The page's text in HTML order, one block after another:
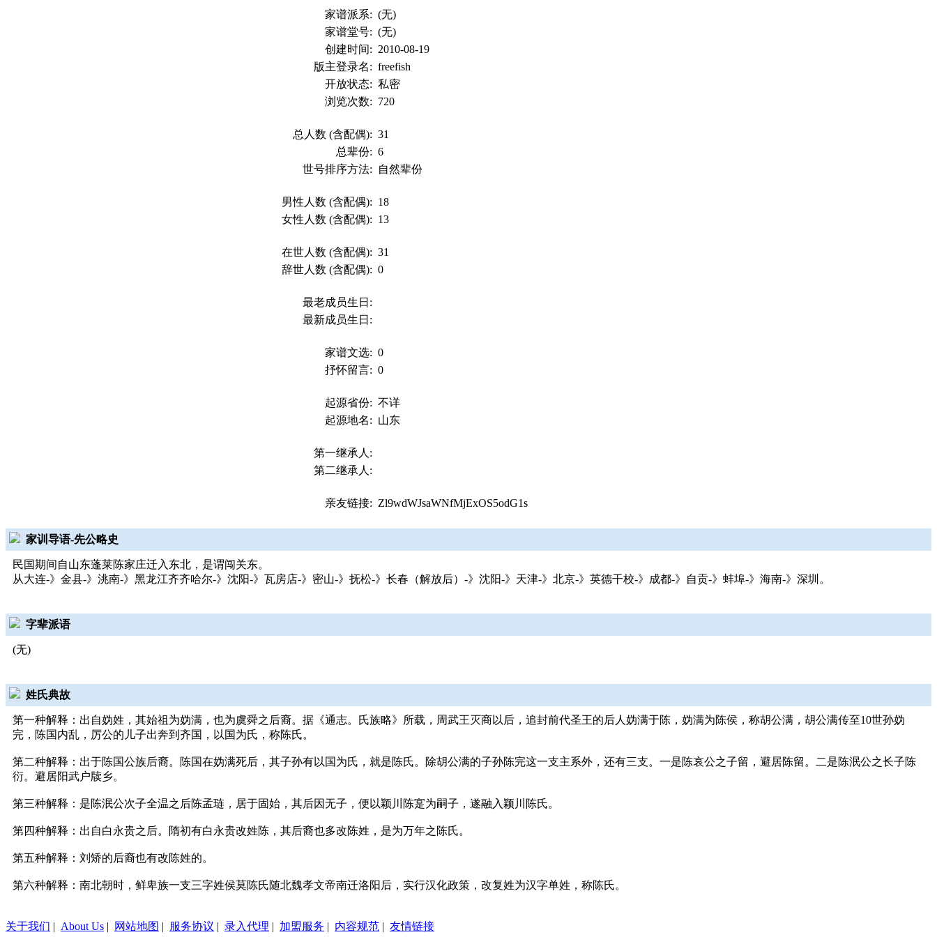
家谱派系: (无)
家谱堂号: (无)
创建时间: 2010-08-19
版主登录名: freefish
开放状态: 私密
浏览次数: 720
总人数 (含配偶): 31
总辈份: 6
世号排序方法:
自然辈份
男性人数 (含配偶): 18
女性人数 (含配偶): 13
在世人数 (含配偶): 31
辞世人数 (含配偶): 0
最老成员生日:
最新成员生日:
家谱文选: 0
抒怀留言: 0
起源省份: 不详
起源地名: 山东
第一继承人:
第二继承人:
亲友链接: Zl9wdWJsaWNfMjExOS5odG1s
家训导语-先公略史
民国期间自山东蓬莱陈家庄迁入东北，是谓闯关东。
从大连-》金县-》洮南-》黑龙江齐齐哈尔-》沈阳-》瓦房店-》密山-》抚松-》长春（解放后）-》沈阳-》天津-》北京-》英德干校-》成都-》自贡-》蚌埠-》海南-》深圳。
字辈派语
(无)
姓氏典故
第一种解释：出自妫姓，其始祖为妫满，也为虞舜之后裔。据《通志。氏族略》所载，周武王灭商以后，追封前代圣王的后人妫满于陈，妫满为陈侯，称胡公满，胡公满传至10世孙妫
完，陈国内乱，厉公的儿子出奔到齐国，以国为氏，称陈氏。
第二种解释：出于陈国公族后裔。陈国在妫满死后，其子孙有以国为氏，就是陈氏。除胡公满的子孙陈完这一支主系外，还有三支。一是陈哀公之子留，避居陈留。二是陈泯公之长子陈
衍。避居阳武户牍乡。
第三种解释：是陈泯公次子全温之后陈孟琏，居于固始，其后因无子，便以颖川陈寔为嗣子，遂融入颖川陈氏。
第四种解释：出自白永贵之后。隋初有白永贵改姓陈，其后裔也多改陈姓，是为万年之陈氏。
第五种解释：刘矫的后裔也有改陈姓的。
第六种解释：南北朝时，鲜卑族一支三字姓侯莫陈氏随北魏孝文帝南迁洛阳后，实行汉化政策，改复姓为汉字单姓，称陈氏。
关于我们 | About Us | 网站地图 | 服务协议 | 录入代理 | 加盟服务 | 内容规范 | 友情链接